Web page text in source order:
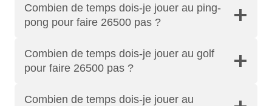
Combien de temps dois-je jouer au ping-
pong pour faire 26500 pas ?
Combien de temps dois-je jouer au golf
pour faire 26500 pas ?
Combien de temps dois-je jouer au